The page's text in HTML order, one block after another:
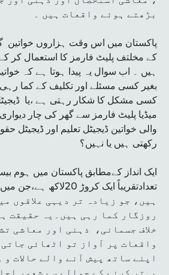
بڑھتے ہوئے واقعات ہیں ۔
کے مخلتف پلیٹ فارمز کا استعمال کر
ہیں ۔ اب سوال یہ پیدا ہوتا ہے کہ
بغیر کسی مسئلے اور تکلیف کے کما
کسی مشکل کا شکار رہتی ہے ،یا
میڈیا پلیٹ فارمز سے گھر کی چار
والی خواتین ڈیجیٹل تعلیم اور ڈیجیٹل
رکھتی ہیں یا نہیں؟
ایک انداز کےمطابق پاکستان میں ہوم
ہیں، جو زیادہ تر دیہی علاقوں
روزگار کما رہی ہیں۔یہ حقیقت
خلاف جسمانی، ذہنی اور معاشی
واقعات پر آواز تو اٹھائی
اپنے ساتھ پیش آنے والے حالات و
بہتر کرنے کے حوالے سے شعور